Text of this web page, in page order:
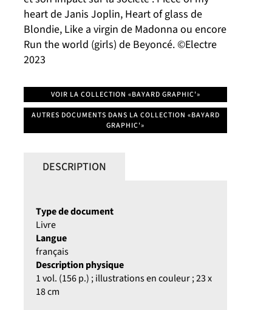
heart de Janis Joplin, Heart of glass de
Blondie, Like a virgin de Madonna ou encore
Run the world (girls) de Beyoncé. ©Electre
2023
VOIR LA COLLECTION «BAYARD GRAPHIC'»
AUTRES DOCUMENTS DANS LA COLLECTION «BAYARD
GRAPHIC'»
DESCRIPTION
Type de document
Livre
Langue
français
Description physique
1 vol. (156 p.) ; illustrations en couleur ; 23 x
18 cm